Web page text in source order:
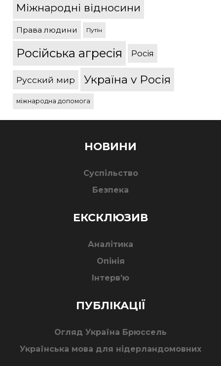
Міжнародні відносини
Права людини Путін
Російська агресія Росія
Русский мир Україна v Росія
міжнародна допомога
НОВИНИ
Суспільство
Безпека
ЕКСКЛЮЗИВ
Аналітика
Опінія
Інтерв’ю
ПУБЛІКАЦІЇ
Огляд Україна Брюссель
Українська мова для нідерландомовних